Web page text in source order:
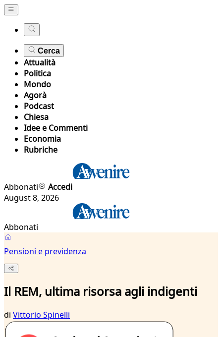
Cerca
Attualità
Politica
Mondo
Agorà
Podcast
Chiesa
Idee e Commenti
Economia
Rubriche
Abbonati
Accedi
August 8, 2026
Abbonati
Pensioni e previdenza
Il REM, ultima risorsa agli indigenti
di Vittorio Spinelli